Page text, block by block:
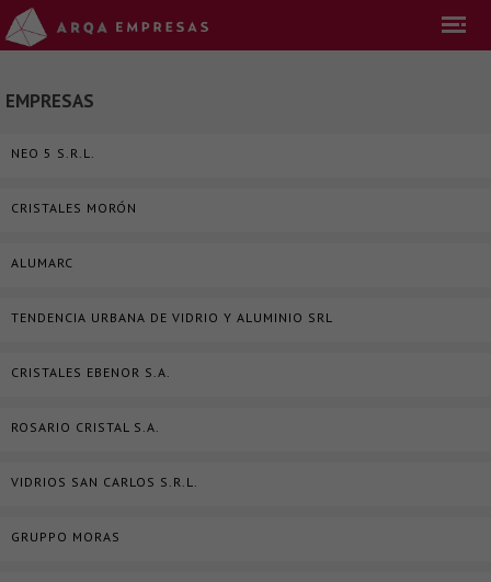
EMPRESAS
NEO 5 S.R.L.
CRISTALES MORÓN
ALUMARC
TENDENCIA URBANA DE VIDRIO Y ALUMINIO SRL
CRISTALES EBENOR S.A.
ROSARIO CRISTAL S.A.
VIDRIOS SAN CARLOS S.R.L.
GRUPPO MORAS